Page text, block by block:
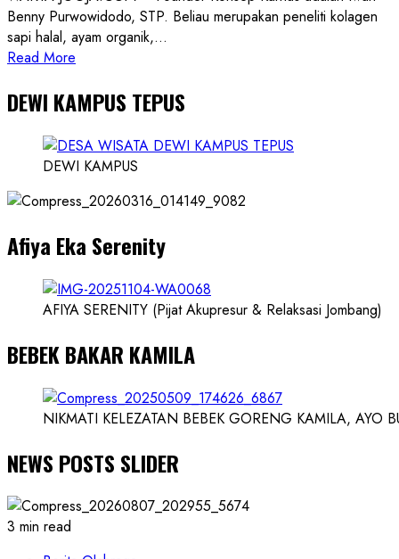
Benny Purwowidodo, STP. Beliau merupakan peneliti kolagen
sapi halal, ayam organik,...
Read More
about
Founder
Konsep
Karnus
Dokter
Ilmuwan
DEWI KAMPUS TEPUS
DEWI KAMPUS
Afiya Eka Serenity
AFIYA SERENITY (Pijat Akupresur & Relaksasi Jombang)
BEBEK BAKAR KAMILA
NIKMATI KELEZATAN BEBEK GORENG KAMILA, AYO
NEWS POSTS SLIDER
3 min read